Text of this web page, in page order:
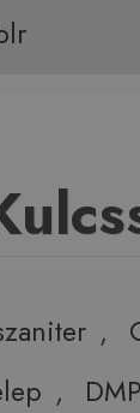
,
,